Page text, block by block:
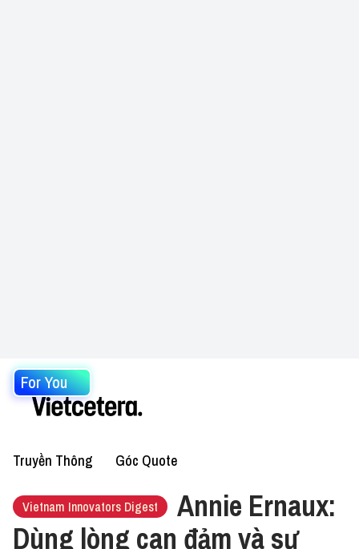
For You
Truyền Thông Góc Quote
Vietnam Innovators Digest
Annie Ernaux:
Dùng lòng can đảm và sự